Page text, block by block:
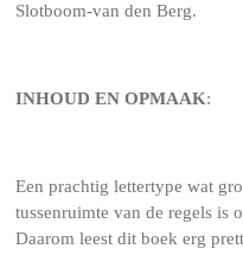
Slotboom-van den Berg.
INHOUD EN OPMAAK:
Een prachtig lettertype wat
tussenruimte van de regels is
Daarom leest dit boek erg